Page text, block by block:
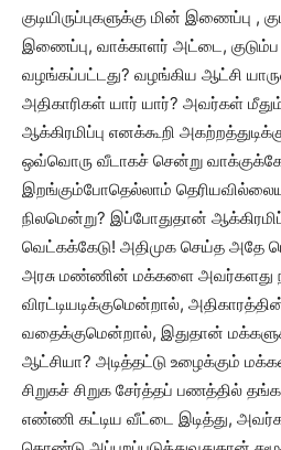
குடியிருப்புகளுக்கு மின் இணைப்பு ,
இணைப்பு, வாக்காளர் அட்டை,
வழங்கப்பட்டது? வழங்கிய ஆட்சி
அதிகாரிகள் யார் யார்? அவர்கள்
ஆக்கிரமிப்பு எனக்கூறி
ஒவ்வொரு வீடாகச் சென்று
இறங்கும்போதெல்லாம்
நிலமென்று? இப்போதுதான்
வெட்கக்கேடு! அதிமுக செய்த அதே
அரசு மண்ணின் மக்களை அவர்களது
விரட்டியடிக்குமென்றால்,
வதைக்குமென்றால், இதுதான்
ஆட்சியா? அடித்தட்டு உழைக்கும்
சிறுகச் சிறுக சேர்த்தப் பணத்தில்
எண்ணி கட்டிய வீட்டை இடித்து,